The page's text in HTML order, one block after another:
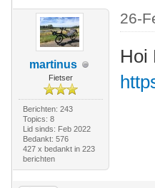
martinus
Fietser
Berichten: 243
Topics: 8
Lid sinds: Feb 2022
Bedankt: 576
427 x bedankt in 223
berichten
26-
Hoi